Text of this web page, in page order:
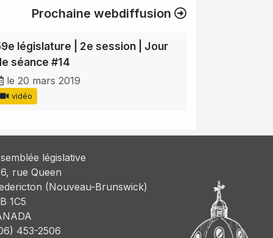
Prochaine webdiffusion
législature | 2e session | Jour
séance #14
le 20 mars 2019
vidéo
législative
rue Queen
(Nouveau-Brunswick)
1C5
453-2506